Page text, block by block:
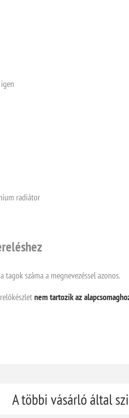
radiátor
száma a megnevezéssel azonos.
nem tartozik az
A többi vásárló által